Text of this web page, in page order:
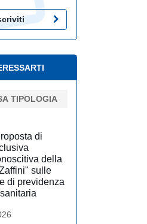
TIPOLOGIA
di
della
sulle
di previdenza